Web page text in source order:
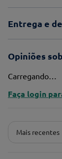
Entrega e
Opiniões
Carregando…
Faça login
Mais recentes